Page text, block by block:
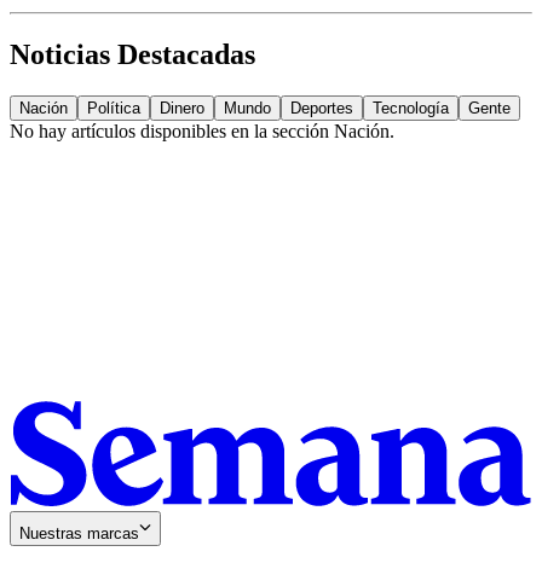
Noticias Destacadas
Nación Política Dinero Mundo Deportes Tecnología Gente
No hay artículos disponibles en la sección Nación.
Nuestras marcas